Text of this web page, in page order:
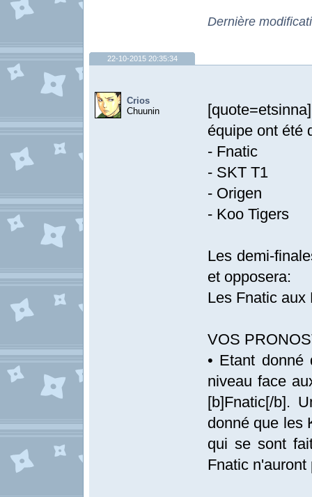
Dernière
22-10-2015 20:35:34
Crios
Chuunin
équipe ont été
- Fnatic
- SKT T1
- Origen
- Koo Tigers
Les demi-
et opposera:
Les Fnatic aux
VOS
• Etant
niveau face
[b]Fnatic[/b].
donné que les
qui se sont
Fnatic